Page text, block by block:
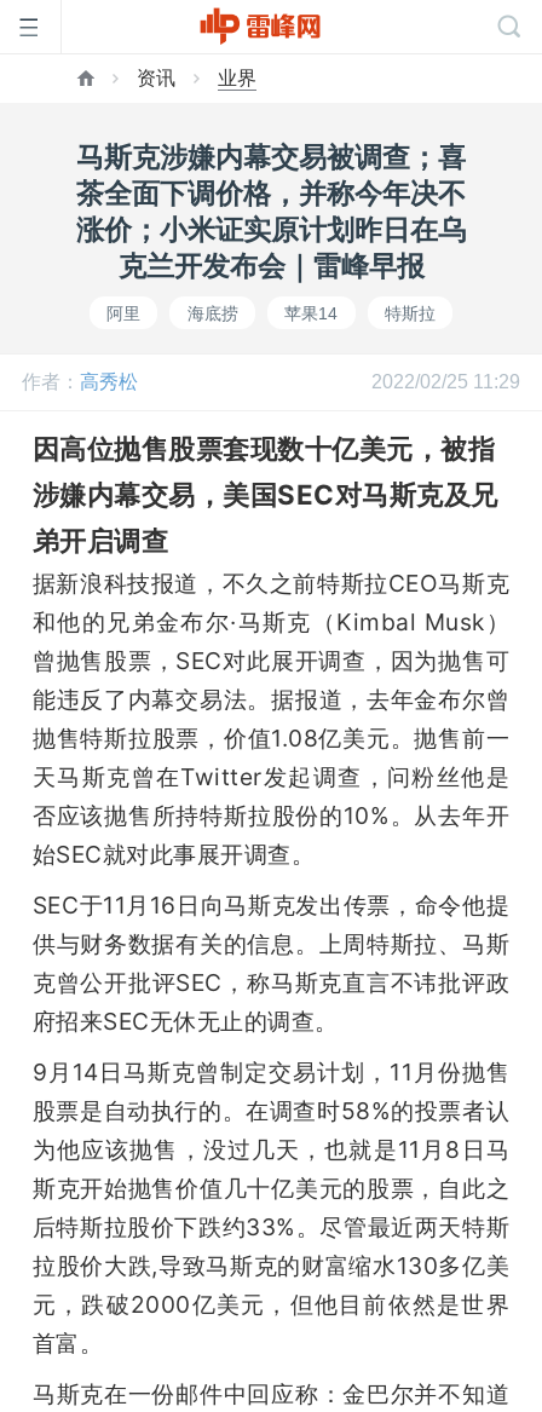
页
开
课
活
动
中
心
GAIR
题
爱
搞
资讯 业界
马斯克涉嫌内幕交易被调查；喜
茶全面下调价格，并称今年决不
涨价；小米证实原计划昨日在乌
克兰开发布会｜雷峰早报
阿里 海底捞 苹果14 特斯拉
作者： 高秀松 2022/02/25 11:29
因高位抛售股票套现数十亿美元，被指
涉嫌内幕交易，美国SEC对马斯克及兄
弟开启调查
据新浪科技报道，不久之前特斯拉CEO马斯克
和他的兄弟金布尔·马斯克（Kimbal Musk）
曾抛售股票，SEC对此展开调查，因为抛售可
能违反了内幕交易法。据报道，去年金布尔曾
抛售特斯拉股票，价值1.08亿美元。抛售前一
天马斯克曾在Twitter发起调查，问粉丝他是
否应该抛售所持特斯拉股份的10%。从去年开
始SEC就对此事展开调查。
SEC于11月16日向马斯克发出传票，命令他提
供与财务数据有关的信息。上周特斯拉、马斯
克曾公开批评SEC，称马斯克直言不讳批评政
府招来SEC无休无止的调查。
9月14日马斯克曾制定交易计划，11月份抛售
股票是自动执行的。在调查时58%的投票者认
为他应该抛售，没过几天，也就是11月8日马
斯克开始抛售价值几十亿美元的股票，自此之
后特斯拉股价下跌约33%。尽管最近两天特斯
拉股价大跌,导致马斯克的财富缩水130多亿美
元，跌破2000亿美元，但他目前依然是世界
首富。
马斯克在一份邮件中回应称：金巴尔并不知道